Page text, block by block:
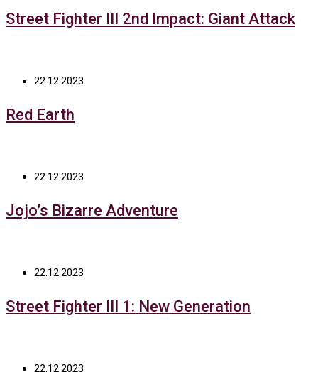
Street Fighter III 2nd Impact: Giant Attack
22.12.2023
Red Earth
22.12.2023
Jojo’s Bizarre Adventure
22.12.2023
Street Fighter III 1: New Generation
22.12.2023